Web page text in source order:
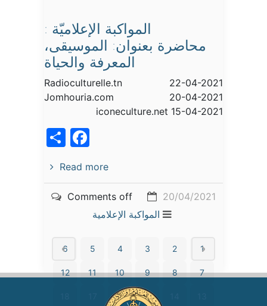
المواكبة الإعلاميّة :
محاضرة بعنوان: الموسيقى،
المعرفة والحياة
Radioculturelle.tn 22-04-2021
Jomhouria.com 20-04-2021
iconeculture.net 15-04-2021
Read more
20/04/2021
Comments off
المواكبة الإعلامية
1
2
3
4
5
6
7
8
9
10
11
12
15
16